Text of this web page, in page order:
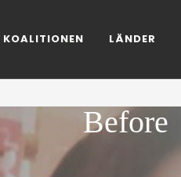
KOALITIONEN LÄNDER
Before